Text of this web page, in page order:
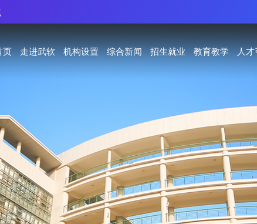
页 走进武软 机构设置 综合新闻 招生就业 教育教学 人才